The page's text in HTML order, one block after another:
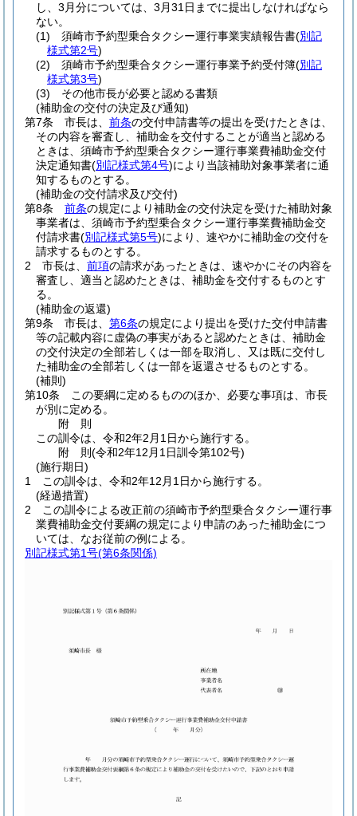
し、3月分については、3月31日までに提出しなければなら
ない。
(1)
須崎市予約型乗合タクシー運行事業実績報告書(別記
様式第2号)
(2)
須崎市予約型乗合タクシー運行事業予約受付簿(別記
様式第3号)
(3)
その他市長が必要と認める書類
(補助金の交付の決定及び通知)
第7条
市長は、 前条の交付申請書等の提出を受けたときは、
その内容を審査し、補助金を交付することが適当と認める
ときは、須崎市予約型乗合タクシー運行事業費補助金交付
決定通知書(別記様式第4号)により当該補助対象事業者に通
知するものとする。
(補助金の交付請求及び交付)
第8条
前条の規定により補助金の交付決定を受けた補助対象
事業者は、須崎市予約型乗合タクシー運行事業費補助金交
付請求書(別記様式第5号)により、速やかに補助金の交付を
請求するものとする。
2
市長は、 前項の請求があったときは、速やかにその内容を
審査し、適当と認めたときは、補助金を交付するものとす
る。
(補助金の返還)
第9条
市長は、 第6条の規定により提出を受けた交付申請書
等の記載内容に虚偽の事実があると認めたときは、補助金
の交付決定の全部若しくは一部を取消し、又は既に交付し
た補助金の全部若しくは一部を返還させるものとする。
(補則)
第10条
この要綱に定めるもののほか、必要な事項は、市長
が別に定める。
附 則
この訓令は、令和2年2月1日から施行する。
附 則(令和2年12月1日訓令第102号)
(施行期日)
1
この訓令は、令和2年12月1日から施行する。
(経過措置)
2
この訓令による改正前の須崎市予約型乗合タクシー運行事
業費補助金交付要綱の規定により申請のあった補助金につ
いては、なお従前の例による。
別記様式第1号(第6条関係)